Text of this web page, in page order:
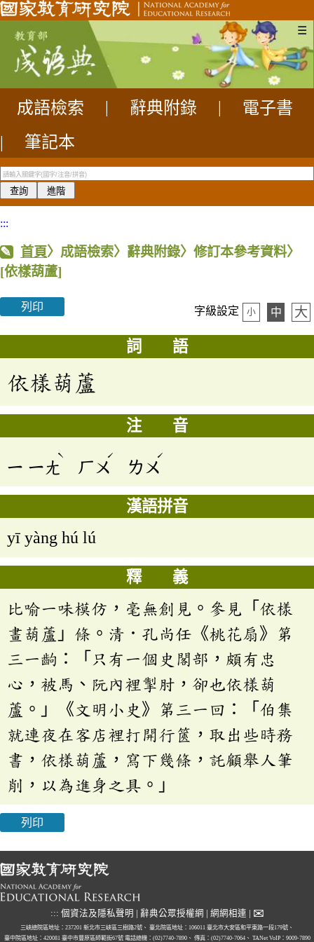
☰
成語檢索 辭典附錄
電子書
|
筆記本
:::
首頁〉成語檢索〉辭典附錄〉修訂本參考資料〉
[依樣葫蘆]
列印 字級設定 小 中 大
詞 語
依樣葫蘆
注 音
ㄧ ㄧㄤ
ˋ
ㄏㄨ
ˊ
ㄌㄨ
ˊ
漢語拼音
yī yàng hú lú
釋 義
比喻一味模仿，毫無創見。參見「依樣
畫葫蘆」條。清．孔尚任《桃花扇》第
三一齣：「只有一個史閣部，頗有忠
心，被馬、阮內裡掣肘，卻也依樣葫
蘆。」《文明小史》第三一回：「伯集
就連夜在客店裡打開行篋，取出些時務
書，依樣葫蘆，寫下幾條，託顧舉人筆
削，以為進身之具。」
列印
::: 個資法及隱私聲明 辭典公眾授權網 網網相連 ✉
三峽總院區地址：237201 新北市三峽區三樹路2號、 臺北院區地址：106011 臺北市大安區和平東路一段179號、
臺中院區地址：420081 臺中市豐原區師範街67號 電話總機：(02)7740-7890、 傳真：(02)7740-7064、 TANet VoIP：9009-7890